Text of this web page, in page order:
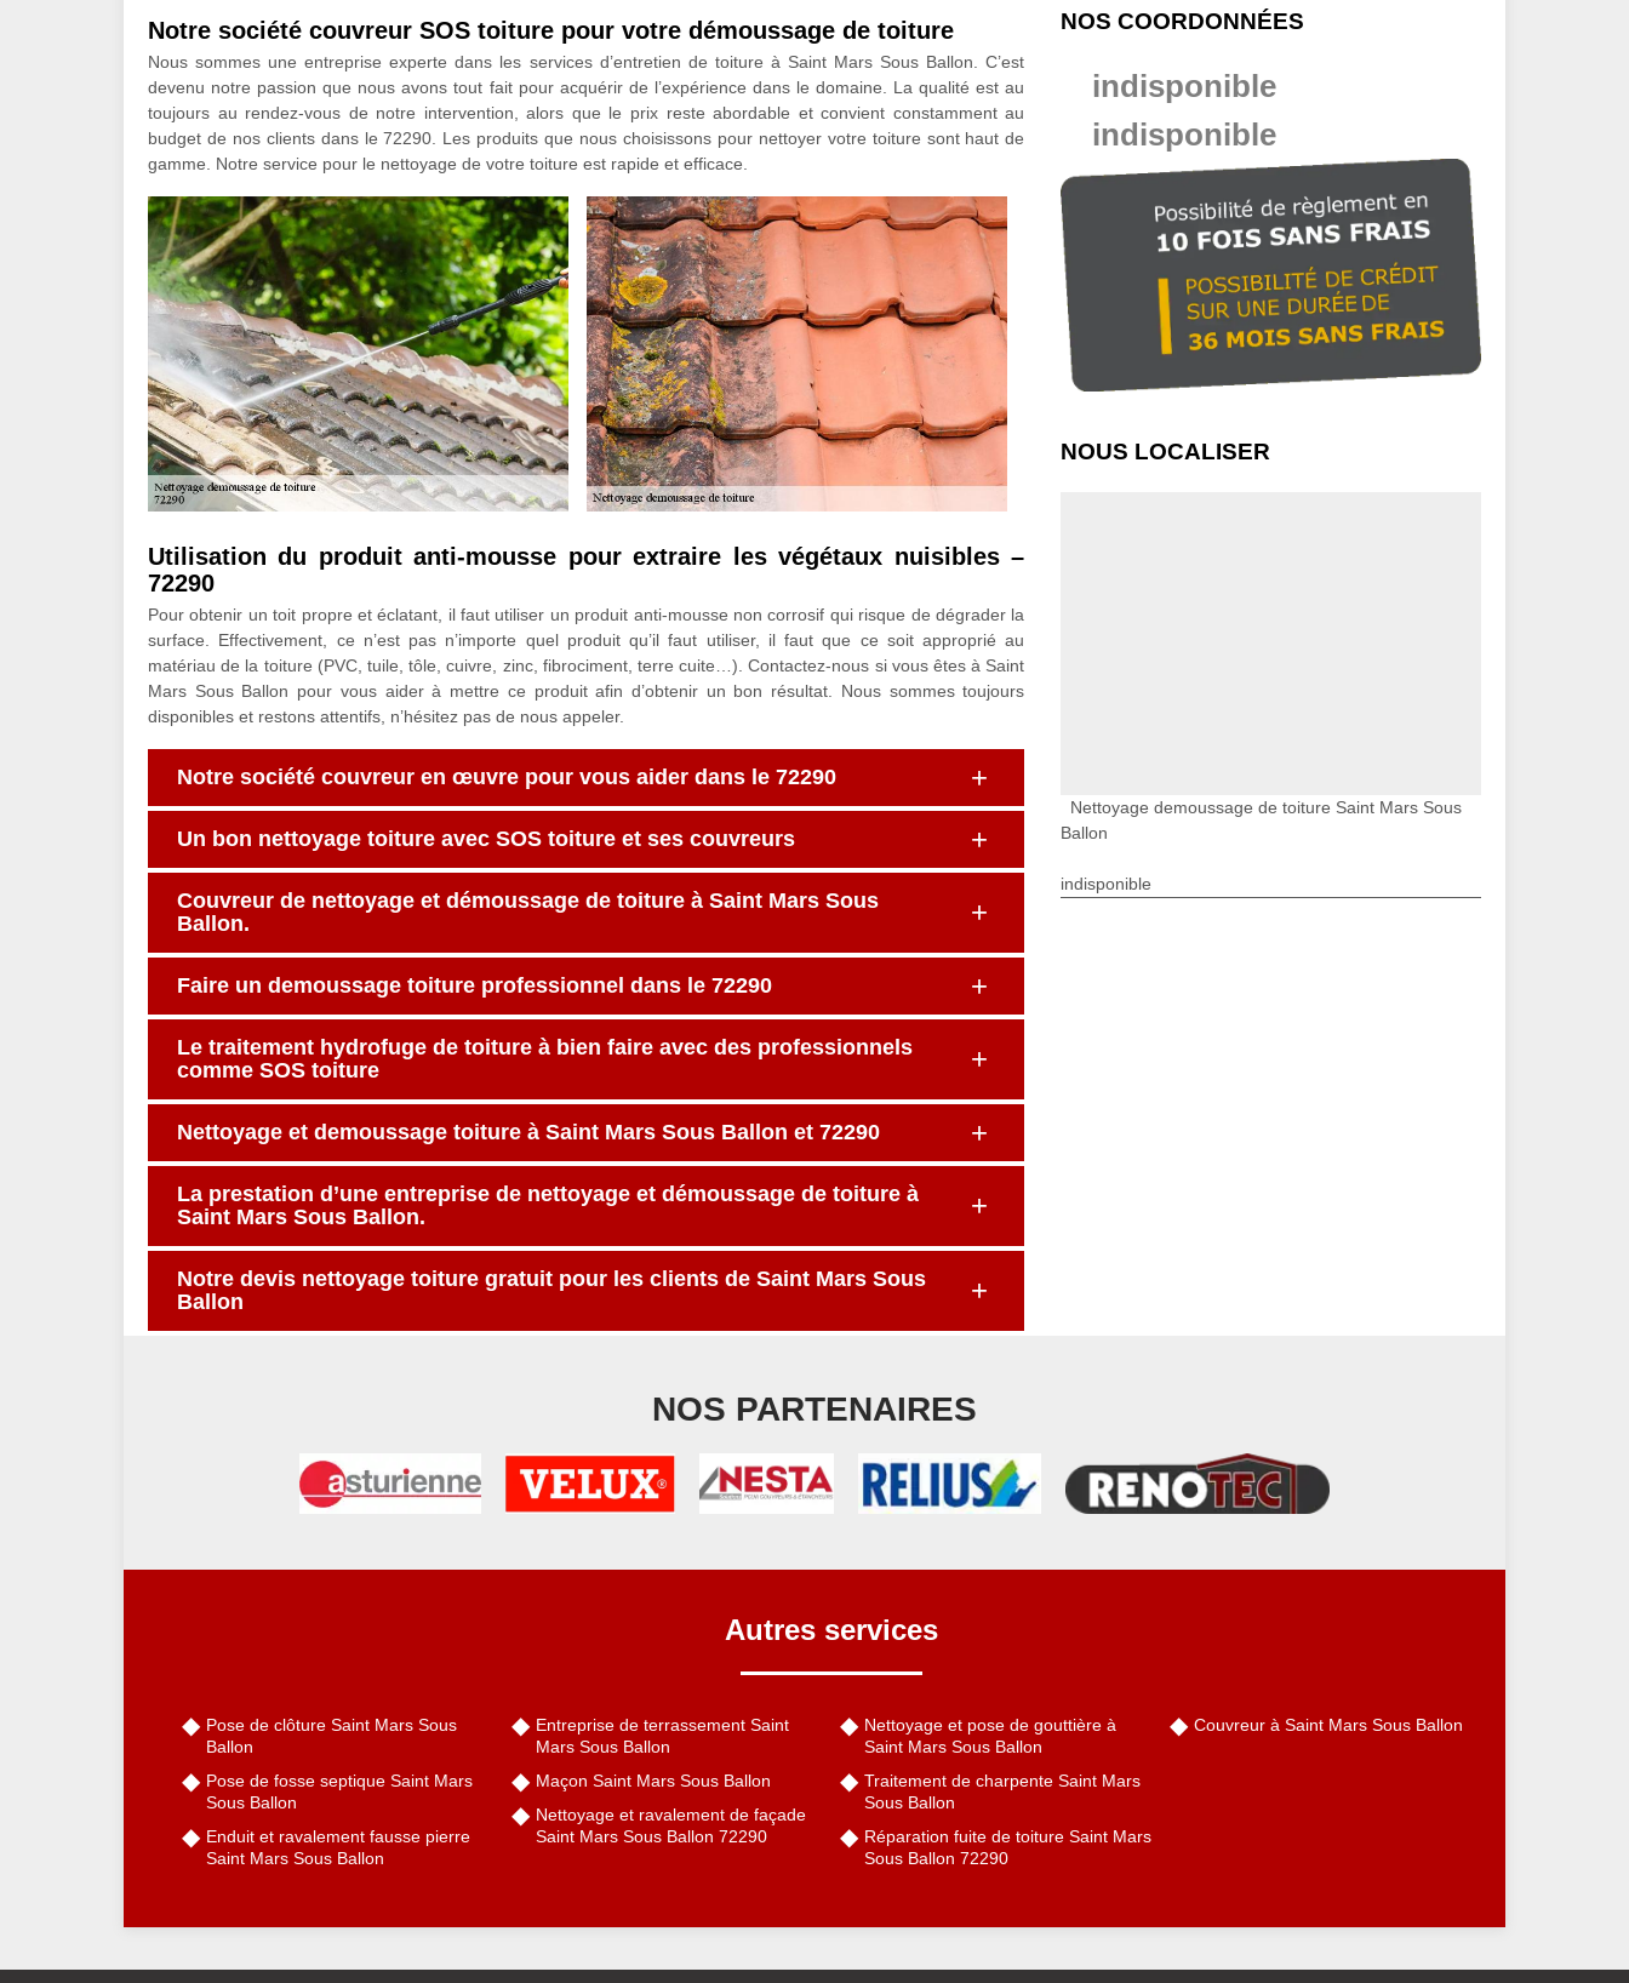
Notre société couvreur SOS toiture pour votre démoussage de toiture
Nous sommes une entreprise experte dans les services d’entretien de toiture à Saint Mars Sous Ballon. C’est
devenu notre passion que nous avons tout fait pour acquérir de l’expérience dans le domaine. La qualité est au
toujours au rendez-vous de notre intervention, alors que le prix reste abordable et convient constamment au
budget de nos clients dans le 72290. Les produits que nous choisissons pour nettoyer votre toiture sont haut de
gamme. Notre service pour le nettoyage de votre toiture est rapide et efficace.
Utilisation du produit anti-mousse pour extraire les végétaux nuisibles –
72290
Pour obtenir un toit propre et éclatant, il faut utiliser un produit anti-mousse non corrosif qui risque de dégrader la
surface. Effectivement, ce n’est pas n’importe quel produit qu’il faut utiliser, il faut que ce soit approprié au
matériau de la toiture (PVC, tuile, tôle, cuivre, zinc, fibrociment, terre cuite…). Contactez-nous si vous êtes à Saint
Mars Sous Ballon pour vous aider à mettre ce produit afin d’obtenir un bon résultat. Nous sommes toujours
disponibles et restons attentifs, n’hésitez pas de nous appeler.
Notre société couvreur en œuvre pour vous aider dans le 72290
Un bon nettoyage toiture avec SOS toiture et ses couvreurs
Couvreur de nettoyage et démoussage de toiture à Saint Mars Sous
Ballon.
Faire un demoussage toiture professionnel dans le 72290
Le traitement hydrofuge de toiture à bien faire avec des professionnels
comme SOS toiture
Nettoyage et demoussage toiture à Saint Mars Sous Ballon et 72290
La prestation d’une entreprise de nettoyage et démoussage de toiture à
Saint Mars Sous Ballon.
Notre devis nettoyage toiture gratuit pour les clients de Saint Mars Sous
Ballon
NOS COORDONNÉES
indisponible
indisponible
NOUS LOCALISER
Nettoyage demoussage de toiture Saint Mars Sous
Ballon
indisponible
NOS PARTENAIRES
Autres services
Pose de clôture Saint Mars Sous
Ballon
Pose de fosse septique Saint Mars
Sous Ballon
Enduit et ravalement fausse pierre
Saint Mars Sous Ballon
Entreprise de terrassement Saint
Mars Sous Ballon
Maçon Saint Mars Sous Ballon
Nettoyage et ravalement de façade
Saint Mars Sous Ballon 72290
Nettoyage et pose de gouttière à
Saint Mars Sous Ballon
Traitement de charpente Saint Mars
Sous Ballon
Réparation fuite de toiture Saint Mars
Sous Ballon 72290
Couvreur à Saint Mars Sous Ballon